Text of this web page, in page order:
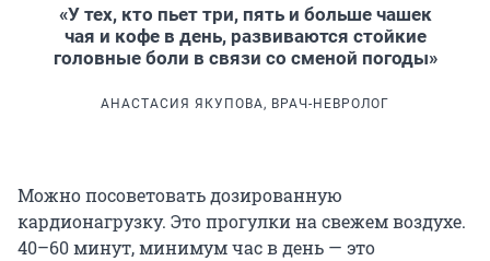
«У тех, кто пьет три, пять и больше чашек
чая и кофе в день, развиваются стойкие
головные боли в связи со сменой погоды»
АНАСТАСИЯ ЯКУПОВА, ВРАЧ-НЕВРОЛОГ
Можно посоветовать дозированную
кардионагрузку. Это прогулки на свежем воздухе.
40–60 минут, минимум час в день — это